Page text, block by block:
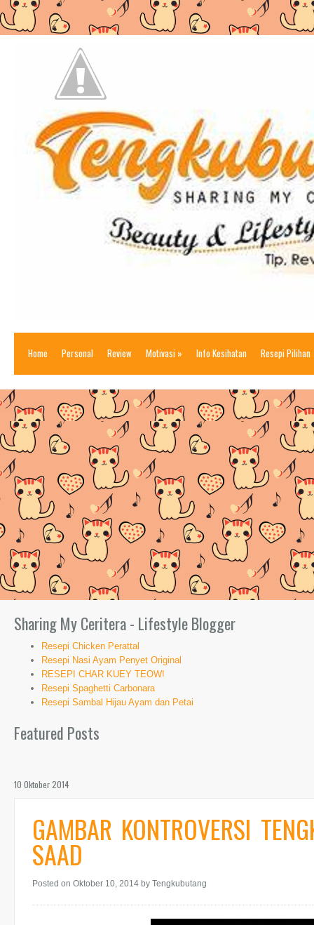
Home Personal Review Motivasi » Info Kesihatan Resepi Pilihan
Sharing My Ceritera - Lifestyle Blogger
Resepi Chicken Perattal
Resepi Nasi Ayam Penyet Original
RESEPI CHAR KUEY TEOW!
Resepi Spaghetti Carbonara
Resepi Sambal Hijau Ayam dan Petai
Featured Posts
10 Oktober 2014
GAMBAR KONTROVERSI
SAAD
Posted on Oktober 10, 2014 by Tengkubutang